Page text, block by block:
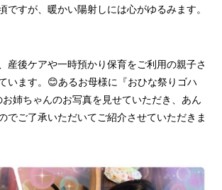
ですが、暖かい陽射しには心がゆるみます。
産後ケアや一時預かり保育をご利用の親子さ
います。😊あるお母様に『おひな祭りゴハ
お姉ちゃんのお写真を見せていただき、あん
でご了承いただいてご紹介させていただきま